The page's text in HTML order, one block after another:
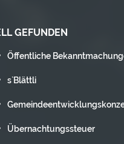
GEFUNDEN
Öffentliche
s`Blättli
Übernachtungssteuer